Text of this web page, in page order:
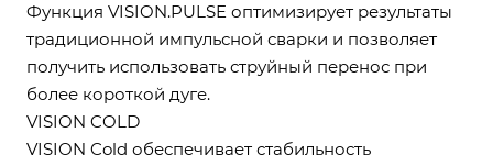
Функция VISION.PULSE оптимизирует результаты
традиционной импульсной сварки и позволяет
получить использовать струйный перенос при
более короткой дуге.
VISION COLD
VISION Cold обеспечивает стабильность